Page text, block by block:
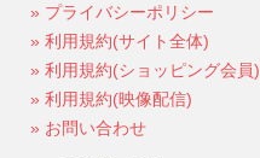
» プライバシーポリシー
» 利用規約(サイト全体)
» 利用規約(ショッピング会員)
» 利用規約(映像配信)
» お問い合わせ